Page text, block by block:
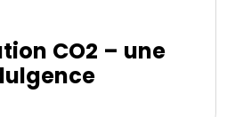
CO2 – une